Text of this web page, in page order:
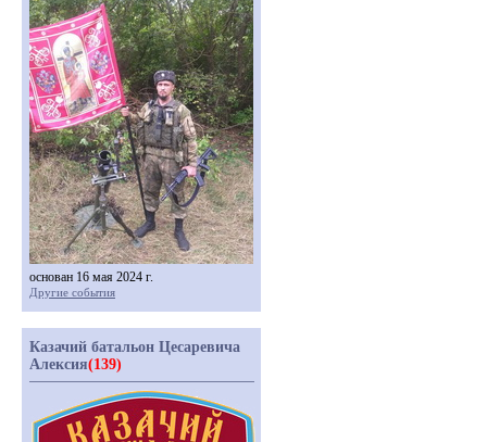
основан 16 мая 2024 г.
Другие события
Казачий батальон Цесаревича
Алексия(139)